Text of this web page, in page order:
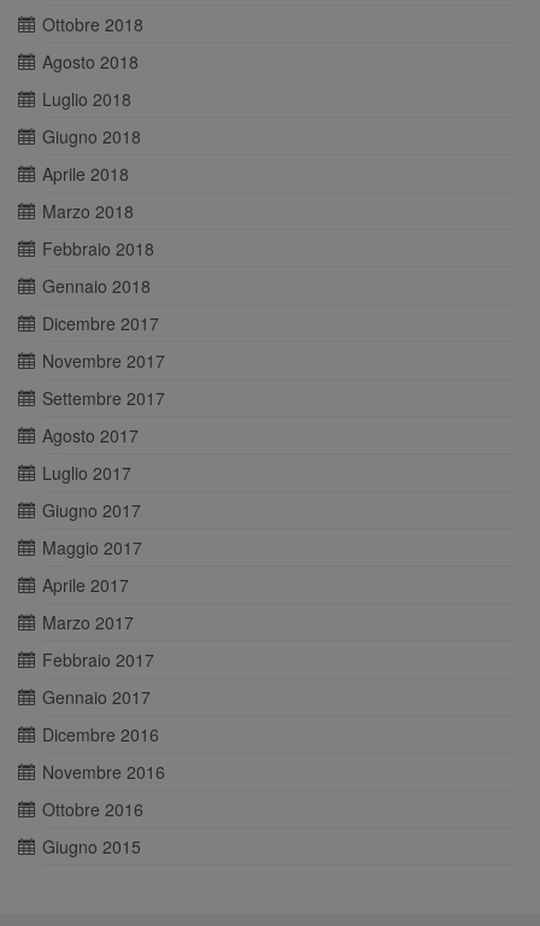
Ottobre 2018
Agosto 2018
Luglio 2018
Giugno 2018
Aprile 2018
Marzo 2018
Febbraio 2018
Gennaio 2018
Dicembre 2017
Novembre 2017
Settembre 2017
Agosto 2017
Luglio 2017
Giugno 2017
Maggio 2017
Aprile 2017
Marzo 2017
Febbraio 2017
Gennaio 2017
Dicembre 2016
Novembre 2016
Ottobre 2016
Giugno 2015